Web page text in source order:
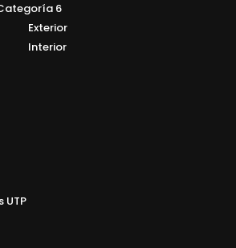
6
Exterior
Interior
UTP